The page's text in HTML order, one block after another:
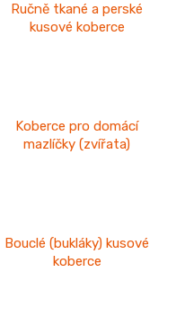
Ručně tkané a perské
kusové koberce
Koberce pro domácí
mazlíčky (zvířata)
Bouclé (bukláky) kusové
koberce